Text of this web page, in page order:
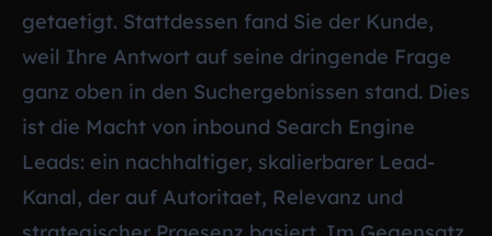
getaetigt. Stattdessen fand Sie der Kunde,
weil Ihre Antwort auf seine dringende Frage
ganz oben in den Suchergebnissen stand. Dies
ist die Macht von inbound Search Engine
Leads: ein nachhaltiger, skalierbarer Lead-
Kanal, der auf Autoritaet, Relevanz und